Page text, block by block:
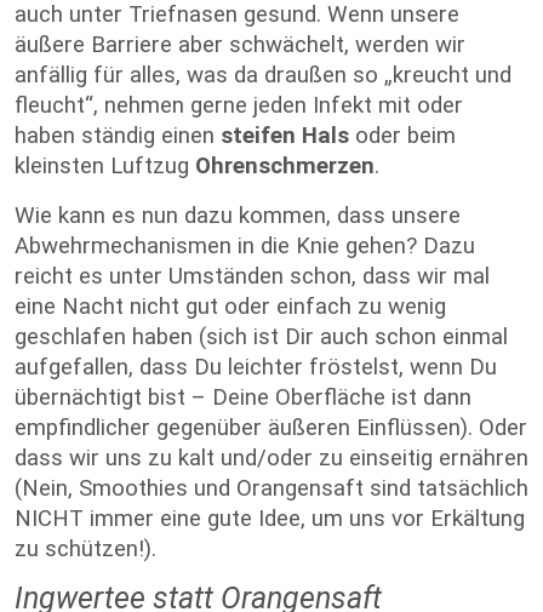
auch unter Triefnasen gesund. Wenn unsere
äußere Barriere aber schwächelt, werden wir
anfällig für alles, was da draußen so „kreucht und
fleucht“, nehmen gerne jeden Infekt mit oder
haben ständig einen steifen Hals oder beim
kleinsten Luftzug Ohrenschmerzen.
Wie kann es nun dazu kommen, dass unsere
Abwehrmechanismen in die Knie gehen? Dazu
reicht es unter Umständen schon, dass wir mal
eine Nacht nicht gut oder einfach zu wenig
geschlafen haben (sich ist Dir auch schon einmal
aufgefallen, dass Du leichter fröstelst, wenn Du
übernächtigt bist – Deine Oberfläche ist dann
empfindlicher gegenüber äußeren Einflüssen). Oder
dass wir uns zu kalt und/oder zu einseitig ernähren
(Nein, Smoothies und Orangensaft sind tatsächlich
NICHT immer eine gute Idee, um uns vor Erkältung
zu schützen!).
Ingwertee statt Orangensaft